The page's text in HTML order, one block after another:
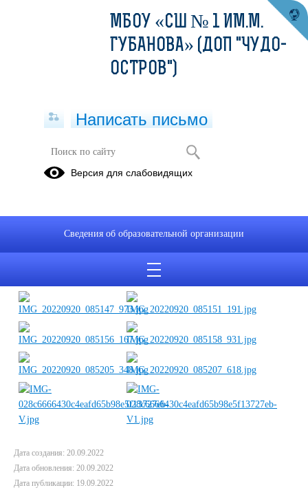
Общешкольная линейка
Дата создания: 20.09.2022
Дата обновления: 20.09.2022
Дата публикации: 19.09.2022
МБОУ «СШ № 1 ИМ.М.
ГУБАНОВА» (ДОП "ЧУДО-
ОСТРОВ")
Написать письмо
Версия для слабовидящих
Сведения об образовательной организации